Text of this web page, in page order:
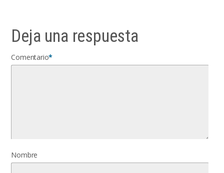
Deja una respuesta
Comentario*
Nombre